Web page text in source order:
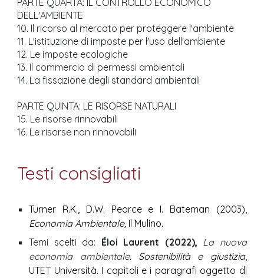
PARTE QUARTA: IL CONTROLLO ECONOMICO
DELL'AMBIENTE
10. Il ricorso al mercato per proteggere l'ambiente
11. L'istituzione di imposte per l'uso dell'ambiente
12. Le imposte ecologiche
13. Il commercio di permessi ambientali
14. La fissazione degli standard ambientali
PARTE QUINTA: LE RISORSE NATURALI
15. Le risorse rinnovabili
16. Le risorse non rinnovabili
Testi consigliati
Turner R.K., D.W. Pearce e I. Bateman (2003),
Economia Ambientale, Il Mulino.
Temi scelti da: Éloi Laurent (2022), La nuova
economia ambientale. Sostenibilità e giustizia,
UTET Università. I capitoli e i paragrafi oggetto di